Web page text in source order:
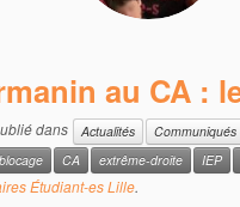
au CA :
dans Actualités Communiqués
blocage CA extrême-droite IEP
Étudiant-es Lille.